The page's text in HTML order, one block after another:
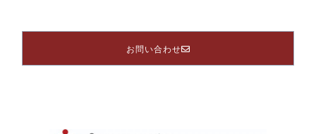
お問い合わせ